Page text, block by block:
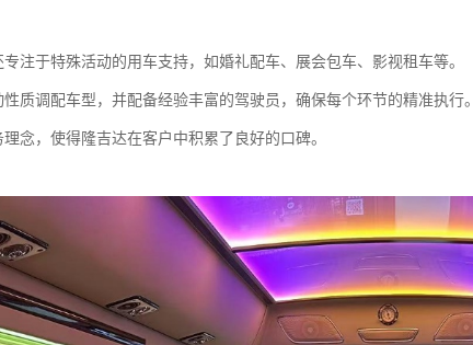
注于特殊活动的用车支持，如婚礼配车、展会包车、影视租车等。
质调配车型，并配备经验丰富的驾驶员，确保每个环节的精准执行。
念，使得隆吉达在客户中积累了良好的口碑。